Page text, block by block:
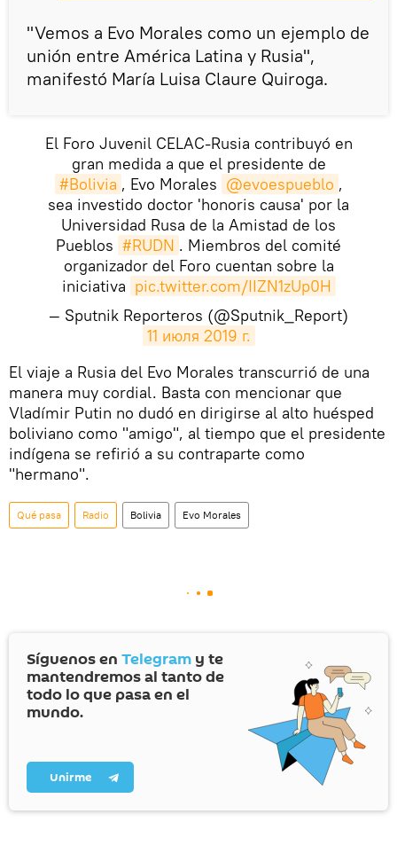
"Vemos a Evo Morales como un ejemplo de
unión entre América Latina y Rusia",
manifestó María Luisa Claure Quiroga.
El Foro Juvenil CELAC-Rusia contribuyó en
gran medida a que el presidente de
#Bolivia , Evo Morales @evoespueblo ,
sea investido doctor 'honoris causa' por la
Universidad Rusa de la Amistad de los
Pueblos #RUDN . Miembros del comité
organizador del Foro cuentan sobre la
iniciativa pic.twitter.com/IIZN1zUp0H
— Sputnik Reporteros (@Sputnik_Report)
11 июля 2019 г.
El viaje a Rusia del Evo Morales transcurrió de una
manera muy cordial. Basta con mencionar que
Vladímir Putin no dudó en dirigirse al alto huésped
boliviano como "amigo", al tiempo que el presidente
indígena se refirió a su contraparte como
"hermano".
Qué pasa Radio Bolivia Evo Morales
Síguenos en Telegram y te
mantendremos al tanto de
todo lo que pasa en el
mundo.
Unirme